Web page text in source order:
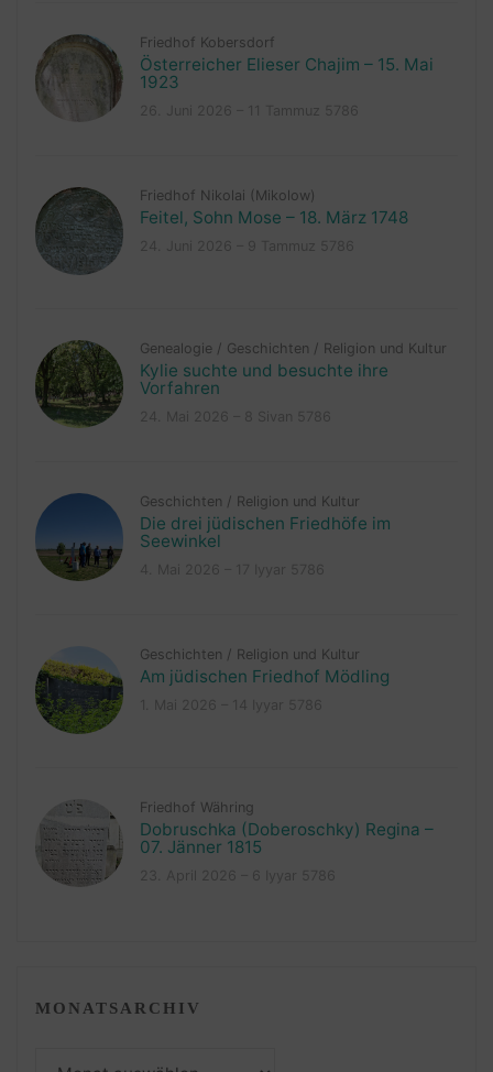
Friedhof Kobersdorf
Österreicher Elieser Chajim – 15. Mai
1923
Friedhof Nikolai (Mikolow)
Feitel, Sohn Mose – 18. März 1748
Genealogie / Geschichten / Religion und Kultur
Kylie suchte und besuchte ihre
Vorfahren
Geschichten / Religion und Kultur
Die drei jüdischen Friedhöfe im
Seewinkel
Geschichten / Religion und Kultur
Am jüdischen Friedhof Mödling
Friedhof Währing
Dobruschka (Doberoschky) Regina –
07. Jänner 1815
MONATSARCHIV